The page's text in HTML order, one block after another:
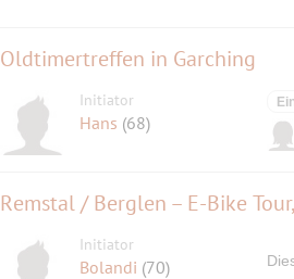
Oldtimertreffen in Garching
Initiator
Hans (68)
Remstal / Berglen – E-Bike
Initiator
Bolandi (70)